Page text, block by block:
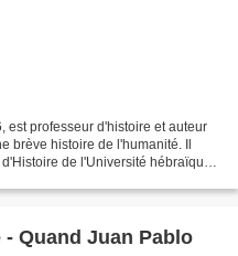
est professeur d'histoire et auteur
brève histoire de l'humanité. Il
de l'Université hébraïque
Quand Juan Pablo